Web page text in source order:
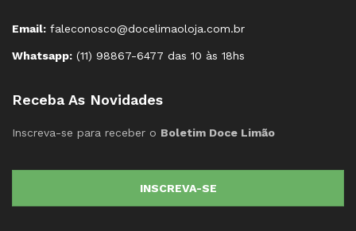
Email: faleconosco@docelimaoloja.com.br
Whatsapp: (11) 98867-6477 das 10 às 18hs
Receba As Novidades
Inscreva-se para receber o Boletim Doce Limão
INSCREVA-SE